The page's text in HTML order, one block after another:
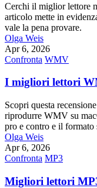
Cerchi il miglior lettore
articolo mette in
vale la pena provare.
Olga Weis
Apr 6, 2026
Confronta WMV
I migliori lettori
Scopri questa
riprodurre WMV su
pro e contro e il formato
Olga Weis
Apr 6, 2026
Confronta MP3
Migliori lettori